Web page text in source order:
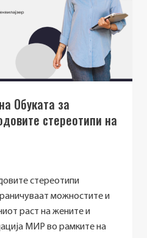
Обуката за
стереотипи на
стереотипи
можностите и
раст на жените и
МИР во рамките на